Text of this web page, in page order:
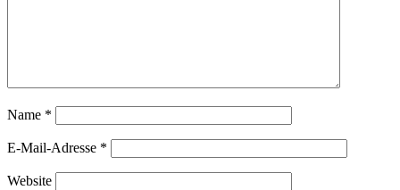
Name *
E-Mail-Adresse *
Website